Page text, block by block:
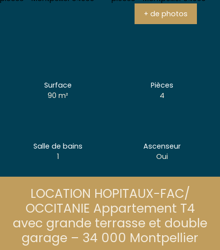
+ de photos
Surface
90m²
Pièces
4
Salle de bains
1
Ascenseur
Oui
LOCATION HOPITAUX-FAC/
OCCITANIE Appartement T4
avec grande terrasse et double
garage – 34 000 Montpellier